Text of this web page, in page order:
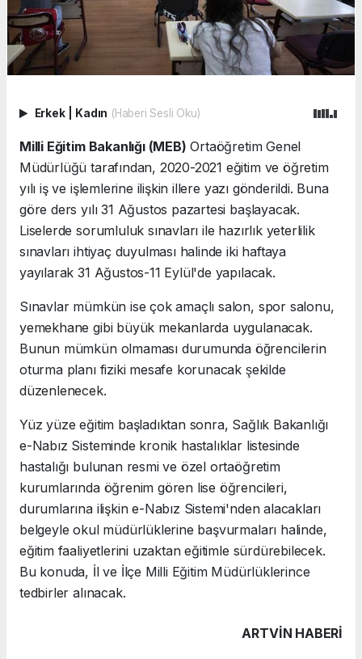
Erkek Kadın (Haberi Sesli Oku)
Milli Eğitim Bakanlığı (MEB) Ortaöğretim Genel
Müdürlüğü tarafından, 2020-2021 eğitim ve öğretim
yılı iş ve işlemlerine ilişkin illere yazı gönderildi. Buna
göre ders yılı 31 Ağustos pazartesi başlayacak.
Liselerde sorumluluk sınavları ile hazırlık yeterlilik
sınavları ihtiyaç duyulması halinde iki haftaya
yayılarak 31 Ağustos-11 Eylül'de yapılacak.
Sınavlar mümkün ise çok amaçlı salon, spor salonu,
yemekhane gibi büyük mekanlarda uygulanacak.
Bunun mümkün olmaması durumunda öğrencilerin
oturma planı fiziki mesafe korunacak şekilde
düzenlenecek.
Yüz yüze eğitim başladıktan sonra, Sağlık Bakanlığı
e-Nabız Sisteminde kronik hastalıklar listesinde
hastalığı bulunan resmi ve özel ortaöğretim
kurumlarında öğrenim gören lise öğrencileri,
durumlarına ilişkin e-Nabız Sistemi'nden alacakları
belgeyle okul müdürlüklerine başvurmaları halinde,
eğitim faaliyetlerini uzaktan eğitimle sürdürebilecek.
Bu konuda, İl ve İlçe Milli Eğitim Müdürlüklerince
tedbirler alınacak.
ARTVIN HABERİ